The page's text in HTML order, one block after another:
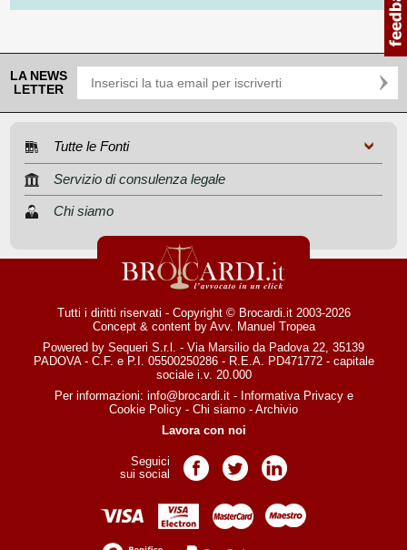
LA NEWS
LETTER
Tutte le Fonti
Servizio di consulenza legale
Chi siamo
Tutti i diritti riservati - Copyright © Brocardi.it 2003-2026
Concept & content by Avv. Manuel Tropea
Powered by Sequeri S.r.l. - Via Marsilio da Padova 22, 35139
PADOVA - C.F. e P.I. 05500250286 - R.E.A. PD471772 - capitale
sociale i.v. 20.000
Per informazioni: info@brocardi.it- Informativa Privacye
Cookie Policy - Chi siamo - Archivio
Lavora con noi
Seguici
sui social
Pagina Facebook
Pagina TwitterPagina LinkedIn